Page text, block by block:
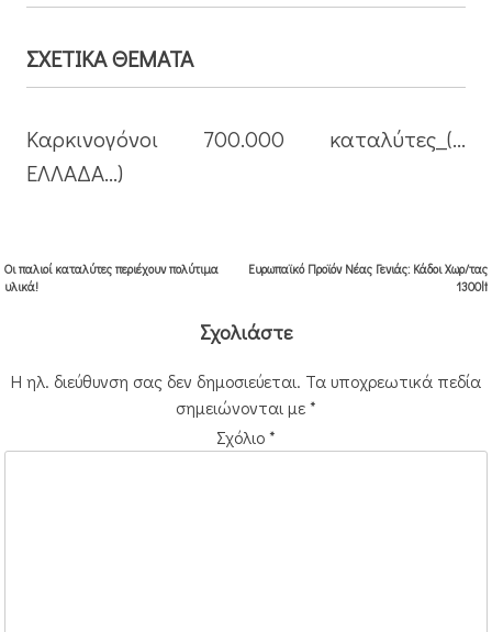
ΣXETIKA ΘEMATA
Καρκινογόνοι 700.000 καταλύτες_(…
EΛΛAΔA…)
Πλοήγηση
Οι παλιοί καταλύτες περιέχουν πολύτιμα
υλικά!
Ευρωπαϊκό Προϊόν Νέας Γενιάς: Κάδοι Χωρ/τας
1300lt
Σχολιάστε
Η ηλ. διεύθυνση σας δεν δημοσιεύεται. Τα υποχρεωτικά πεδία
σημειώνονται με*
Σχόλιο*